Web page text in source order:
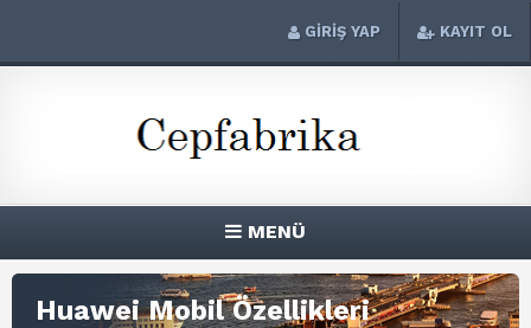
GİRİŞ YAP KAYIT OL
MENÜ
Huawei Mobil Özellikleri